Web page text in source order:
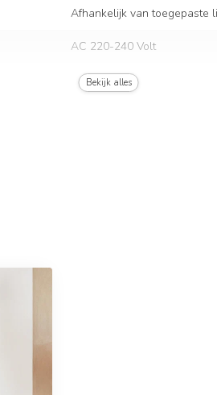
Afhankelijk van toegepaste
AC 220-240 Volt
50/60 Hz
Bekijk alles